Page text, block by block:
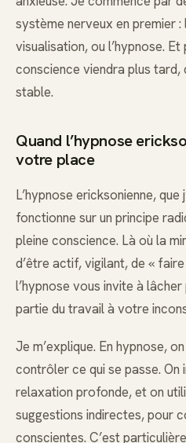
système nerveux en premier
visualisation, ou l’hypnose.
conscience viendra plus tard,
stable.
Quand l’hypnose
votre place
L’hypnose ericksonienne, que
fonctionne sur un principe
pleine conscience. Là où la
d’être actif, vigilant, de «
l’hypnose vous invite à
partie du travail à votre
Je m’explique. En hypnose,
contrôler ce qui se passe. On
relaxation profonde, et on
suggestions indirectes, pour
conscientes. C’est